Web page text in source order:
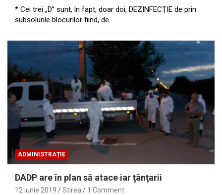
* Cei trei „D” sunt, în fapt, doar doi, DEZINFECŢIE de prin
subsolurile blocurilor fiind, de…
ADMINISTRAȚIE
DADP are în plan să atace iar ţânţarii
12 iunie 2019 Stirea 1 Comment